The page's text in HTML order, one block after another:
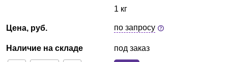
Цена, руб.
Наличие на складе
1 кг
по запросу
под заказ